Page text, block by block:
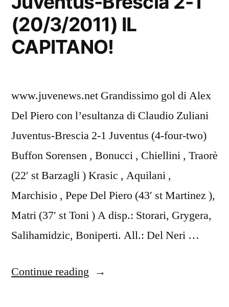
(20/3/2011) IL
CAPITANO!
www.juvenews.net Grandissimo gol di Alex
Del Piero con l’esultanza di Claudio Zuliani
Juventus-Brescia 2-1 Juventus (4-four-two)
Buffon Sorensen , Bonucci , Chiellini , Traorè
(22′ st Barzagli ) Krasic , Aquilani ,
Marchisio , Pepe Del Piero (43′ st Martinez ),
Matri (37′ st Toni ) A disp.: Storari, Grygera,
Salihamidzic, Boniperti. All.: Del Neri …
Continue reading “Claudio